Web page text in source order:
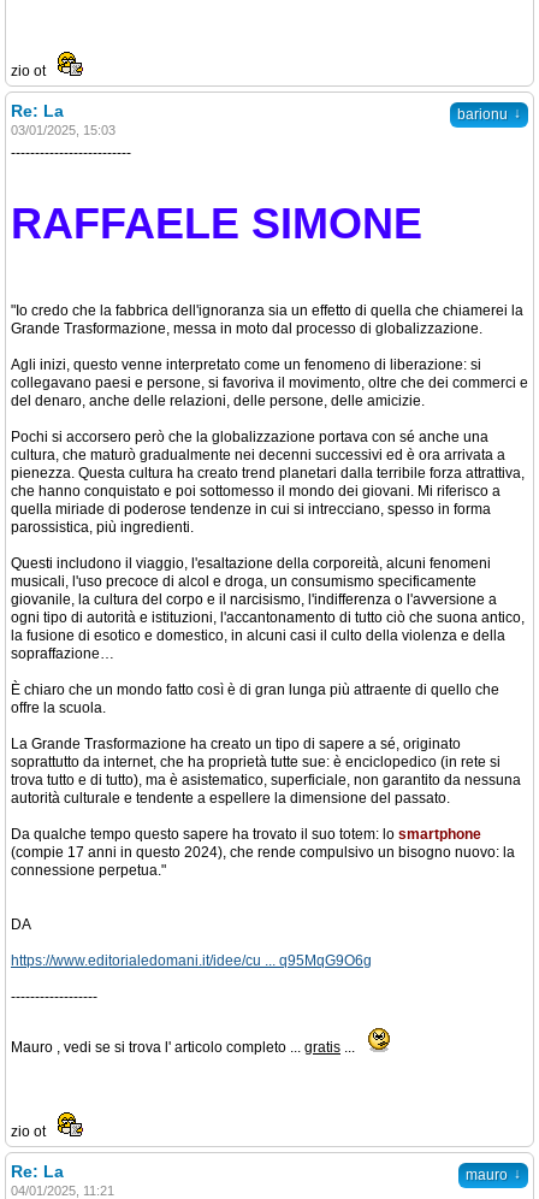
zio ot
barionu ↓
Re: La
03/01/2025, 15:03
-------------------------
RAFFAELE SIMONE
"Io credo che la fabbrica dell'ignoranza sia un effetto di quella che chiamerei la
Grande Trasformazione, messa in moto dal processo di globalizzazione.
Agli inizi, questo venne interpretato come un fenomeno di liberazione: si
collegavano paesi e persone, si favoriva il movimento, oltre che dei commerci e
del denaro, anche delle relazioni, delle persone, delle amicizie.
Pochi si accorsero però che la globalizzazione portava con sé anche una
cultura, che maturò gradualmente nei decenni successivi ed è ora arrivata a
pienezza. Questa cultura ha creato trend planetari dalla terribile forza attrattiva,
che hanno conquistato e poi sottomesso il mondo dei giovani. Mi riferisco a
quella miriade di poderose tendenze in cui si intrecciano, spesso in forma
parossistica, più ingredienti.
Questi includono il viaggio, l'esaltazione della corporeità, alcuni fenomeni
musicali, l'uso precoce di alcol e droga, un consumismo specificamente
giovanile, la cultura del corpo e il narcisismo, l'indifferenza o l'avversione a
ogni tipo di autorità e istituzioni, l'accantonamento di tutto ciò che suona antico,
la fusione di esotico e domestico, in alcuni casi il culto della violenza e della
sopraffazione…
È chiaro che un mondo fatto così è di gran lunga più attraente di quello che
offre la scuola.
La Grande Trasformazione ha creato un tipo di sapere a sé, originato
soprattutto da internet, che ha proprietà tutte sue: è enciclopedico (in rete si
trova tutto e di tutto), ma è asistematico, superficiale, non garantito da nessuna
autorità culturale e tendente a espellere la dimensione del passato.
Da qualche tempo questo sapere ha trovato il suo totem: lo smartphone
(compie 17 anni in questo 2024), che rende compulsivo un bisogno nuovo: la
connessione perpetua."
DA
https://www.editorialedomani.it/idee/cu ... q95MqG9O6g
------------------
Mauro , vedi se si trova l' articolo completo ... gratis ...
zio ot
mauro ↓
Re: La
04/01/2025, 11:21